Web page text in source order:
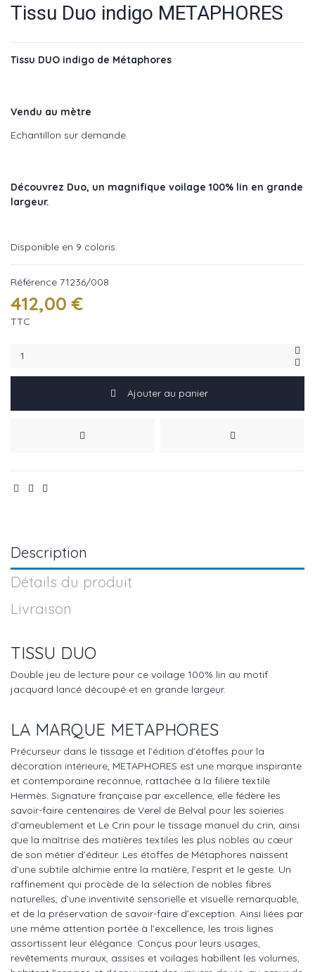
Tissu Duo indigo METAPHORES
Tissu DUO indigo de Métaphores
Vendu au mètre
Echantillon sur demande
Découvrez Duo, un magnifique voilage 100% lin en grande
largeur.
Disponible en 9 coloris.
Référence 71236/008
412,00 €
TTC
Ajouter au panier
Description
Détails du produit
Livraison
TISSU DUO
Double jeu de lecture pour ce voilage 100% lin au motif
jacquard lancé découpé et en grande largeur.
LA MARQUE METAPHORES
Précurseur dans le tissage et l’édition d’étoffes pour la
décoration intérieure, METAPHORES est une marque inspirante
et contemporaine reconnue, rattachée à la filière textile
Hermès. Signature française par excellence, elle fédère les
savoir-faire centenaires de Verel de Belval pour les soieries
d’ameublement et Le Crin pour le tissage manuel du crin, ainsi
que la maîtrise des matières textiles les plus nobles au cœur
de son métier d’éditeur. Les étoffes de Métaphores naissent
d’une subtile alchimie entre la matière, l’esprit et le geste. Un
raffinement qui procède de la sélection de nobles fibres
naturelles, d’une inventivité sensorielle et visuelle remarquable,
et de la préservation de savoir-faire d’exception. Ainsi liées par
une même attention portée à l’excellence, les trois lignes
assortissent leur élégance. Conçus pour leurs usages,
revêtements muraux, assises et voilages habillent les volumes,